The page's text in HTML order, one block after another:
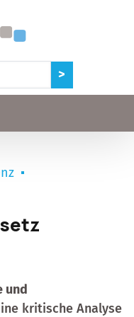
und
kritische Analyse